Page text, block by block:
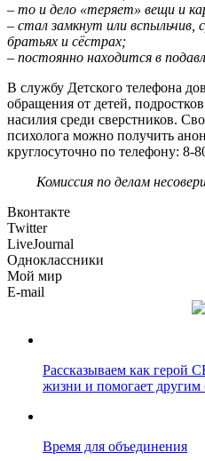
– то и дело «теряет» вещи и
– стал замкнут или вспыльчив,
братьях и сёстрах;
– постоянно находится в
В службу Детского телефона
обращения от детей,
насилия среди сверстников.
психолога можно получить
круглосуточно по телефону: 8-
Комиссия по делам
Вконтакте
Twitter
LiveJournal
Одноклассники
Мой мир
E-mail
Рассказываем как герой
жизни и помогает другим
Время для объединения